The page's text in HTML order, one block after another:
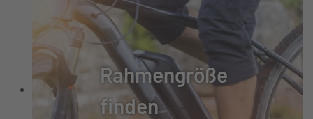
Rahmengröße
finden